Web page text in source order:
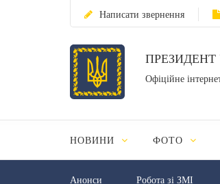
Написати звернення
ПРЕЗИДЕНТ
Офіційне
НОВИНИ ФОТО
Анонси Робота зі ЗМІ